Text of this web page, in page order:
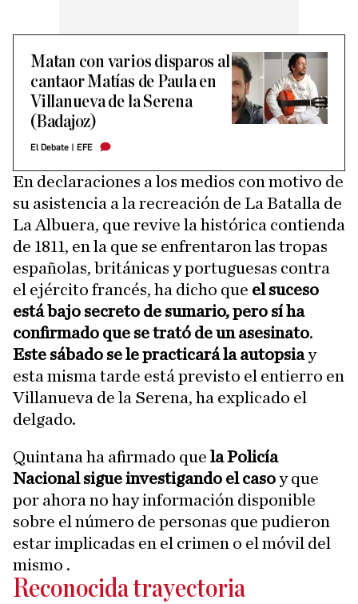
Matan con varios disparos al
cantaor Matías de Paula en
Villanueva de la Serena
(Badajoz)
El Debate | EFE
En declaraciones a los medios con motivo de
su asistencia a la recreación de La Batalla de
La Albuera, que revive la histórica contienda
de 1811, en la que se enfrentaron las tropas
españolas, británicas y portuguesas contra
el ejército francés, ha dicho que el suceso
está bajo secreto de sumario, pero sí ha
confirmado que se trató de un asesinato.
Este sábado se le practicará la autopsiay
esta misma tarde está previsto el entierro en
Villanueva de la Serena, ha explicado el
delgado.
Quintana ha afirmado que la Policía
Nacional sigue investigando el casoy que
por ahora no hay información disponible
sobre el número de personas que pudieron
estar implicadas en el crimen o el móvil del
mismo .
Reconocida trayectoria